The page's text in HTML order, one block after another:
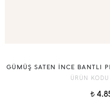
GÜMÜŞ SATEN İNCE BANTLI
ÜRÜN
t